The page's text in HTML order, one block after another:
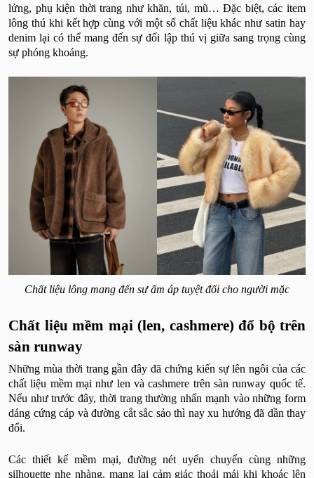
lửng, phụ kiện thời trang như khăn, túi, mũ… Đặc biệt, các item
lông thú khi kết hợp cùng với một số chất liệu khác như satin hay
denim lại có thể mang đến sự đối lập thú vị giữa sang trọng cùng
sự phóng khoáng.
Chất liệu lông mang đến sự ấm áp tuyệt đối cho người mặc
Chất liệu mềm mại (len, cashmere) đổ bộ trên
sàn runway
Những mùa thời trang gần đây đã chứng kiến sự lên ngôi của các
chất liệu mềm mại như len và cashmere trên sàn runway quốc tế.
Nếu như trước đây, thời trang thường nhấn mạnh vào những form
dáng cứng cáp và đường cắt sắc sảo thì nay xu hướng đã dần thay
đổi.
Các thiết kế mềm mại, đường nét uyển chuyển cùng những
silhouette nhẹ nhàng, mang lại cảm giác thoải mái khi khoác lên